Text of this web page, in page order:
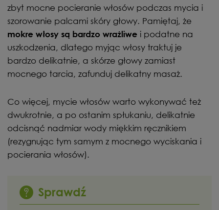
zbyt mocne pocieranie włosów podczas mycia i
szorowanie palcami skóry głowy. Pamiętaj, że
mokre włosy są bardzo wrażliwe i podatne na
uszkodzenia, dlatego myjąc włosy traktuj je
bardzo delikatnie, a skórze głowy zamiast
mocnego tarcia, zafunduj delikatny masaż.
Co więcej, mycie włosów warto wykonywać też
dwukrotnie, a po ostanim spłukaniu, delikatnie
odcisnąć nadmiar wody miękkim ręcznikiem
(rezygnując tym samym z mocnego wyciskania i
pocierania włosów).
Sprawdź